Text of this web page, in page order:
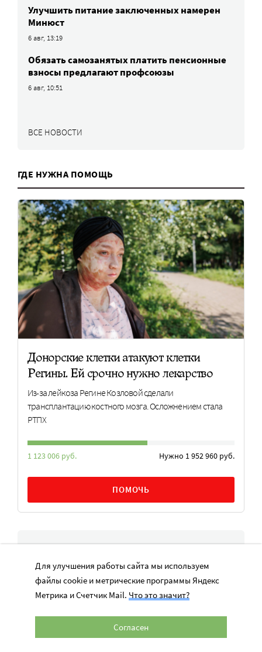
Улучшить питание заключенных намерен
Минюст
6 авг, 13:19
Обязать самозанятых платить пенсионные
взносы предлагают профсоюзы
6 авг, 10:51
ВСЕ НОВОСТИ
ГДЕ НУЖНА ПОМОЩЬ
Донорские клетки атакуют клетки
Регины. Ей срочно нужно лекарство
Из-за лейкоза Регине Козловой сделали
трансплантацию костного мозга. Осложнением стала
РТПХ
1 123 006 руб. Нужно 1 952 960 руб.
ПОМОЧЬ
ЧТО БУДЕТ
Заявки на конкурс «Лидеры корпоративной
благотворительности – 2026» принимают
до 25 августа
25 июн. - 25 авг. 2026
Прием заявок на грантовый конкурс в сфере
Для улучшения работы сайта мы используем
файлы cookie и метрические программы Яндекс
Метрика и Счетчик Mail. Что это значит?
Согласен